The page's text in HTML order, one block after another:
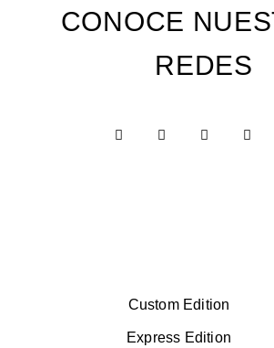
CONOCE
REDES
Custom Edition
Express Edition